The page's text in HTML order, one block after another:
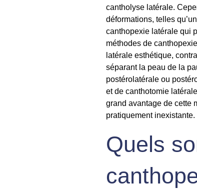
cantholyse latérale.
déformations, telles
canthopexie latérale qui
méthodes de
latérale esthétique,
séparant la peau de la
postérolatérale ou
et de canthotomie
grand avantage de cette
pratiquement inexistante.
Quels